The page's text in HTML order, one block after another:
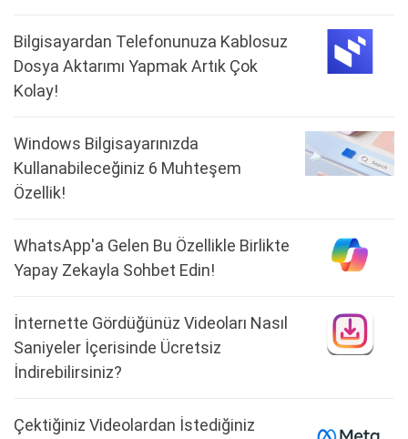
Bilgisayardan Telefonunuza Kablosuz
Dosya Aktarımı Yapmak Artık Çok
Kolay!
Windows Bilgisayarınızda
Kullanabileceğiniz 6 Muhteşem
Özellik!
WhatsApp'a Gelen Bu Özellikle Birlikte
Yapay Zekayla Sohbet Edin!
İnternette Gördüğünüz Videoları Nasıl
Saniyeler İçerisinde Ücretsiz
İndirebilirsiniz?
Çektiğiniz Videolardan İstediğiniz